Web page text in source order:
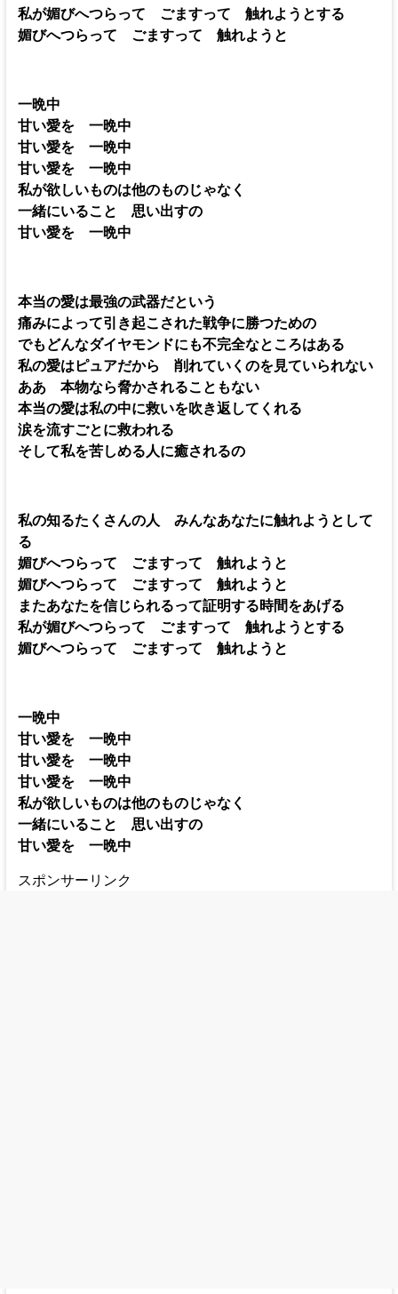
私が媚びへつらって ごますって 触れようとする
媚びへつらって ごますって 触れようと
一晩中
甘い愛を 一晩中
甘い愛を 一晩中
甘い愛を 一晩中
私が欲しいものは他のものじゃなく
一緒にいること 思い出すの
甘い愛を 一晩中
本当の愛は最強の武器だという
痛みによって引き起こされた戦争に勝つための
でもどんなダイヤモンドにも不完全なところはある
私の愛はピュアだから 削れていくのを見ていられない
ああ 本物なら脅かされることもない
本当の愛は私の中に救いを吹き返してくれる
涙を流すごとに救われる
そして私を苦しめる人に癒されるの
私の知るたくさんの人 みんなあなたに触れようとして
る
媚びへつらって ごますって 触れようと
媚びへつらって ごますって 触れようと
またあなたを信じられるって証明する時間をあげる
私が媚びへつらって ごますって 触れようとする
媚びへつらって ごますって 触れようと
一晩中
甘い愛を 一晩中
甘い愛を 一晩中
甘い愛を 一晩中
私が欲しいものは他のものじゃなく
一緒にいること 思い出すの
甘い愛を 一晩中
スポンサーリンク